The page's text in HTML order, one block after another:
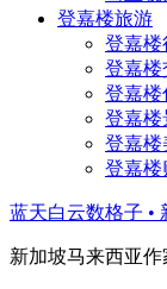
登嘉楼旅游
登嘉楼
登嘉楼
登嘉楼
登嘉楼
登嘉楼
登嘉楼
蓝天白云数格子 •
新加坡马来西亚作